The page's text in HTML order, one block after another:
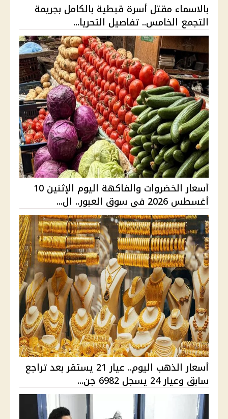
بالاسماء مقتل أسرة قبطية بالكامل بجريمة
التجمع الخامس.. تفاصيل التحريا...
أسعار الخضروات والفاكهة اليوم الإثنين 10
أغسطس 2026 في سوق العبور.. ال...
أسعار الذهب اليوم.. عيار 21 يستقر بعد تراجع
سابق وعيار 24 يسجل 6982 جن...